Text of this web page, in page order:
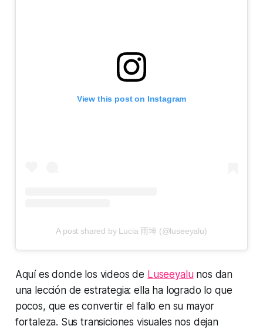
View this post on Instagram
A post shared by Lucia 雨坤 (@luseeyalu)
Aquí es donde los videos de Luseeyalunos dan
una lección de estrategia: ella ha logrado lo que
pocos, que es convertir el fallo en su mayor
fortaleza. Sus transiciones visuales nos dejan